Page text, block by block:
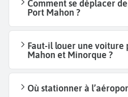
Comment se déplacer
Port Mahon ?
Faut-il louer une voiture
Mahon et Minorque ?
Où stationner à